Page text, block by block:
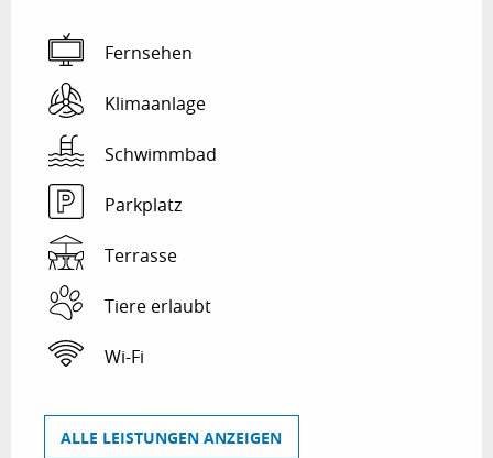
Fernsehen
Klimaanlage
Schwimmbad
Parkplatz
Terrasse
Tiere erlaubt
Wi-Fi
ALLE LEISTUNGEN ANZEIGEN